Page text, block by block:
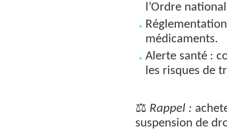
l’Ordre
médicaments.
Alerte santé :
les risques de
⚖️ Rappel :
suspension de